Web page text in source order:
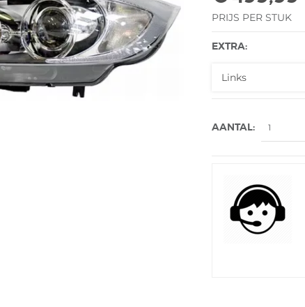
PRIJS PER STUK
EXTRA:
AANTAL: